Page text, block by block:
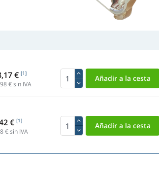
€ [1]
€ sin IVA
€ [1]
€ sin IVA